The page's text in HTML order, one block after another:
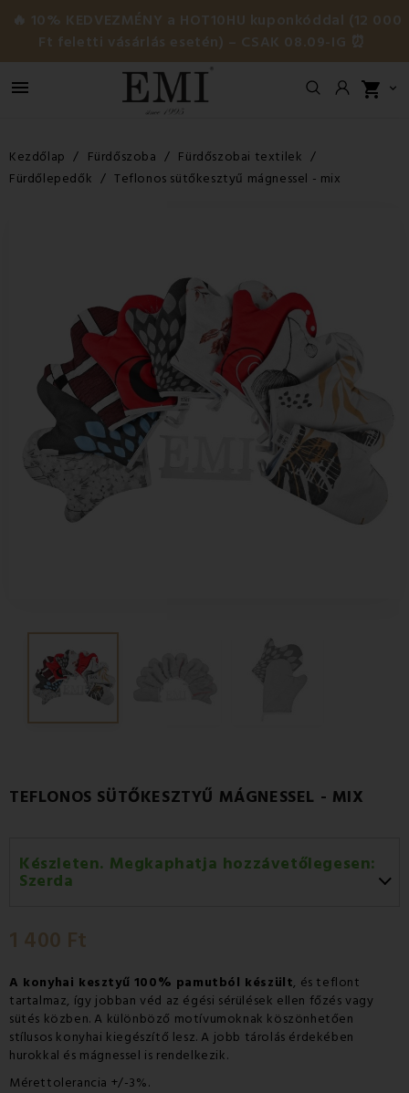
🔥 10% KEDVEZMÉNY a HOT10HU kuponkóddal (12 000
Ft feletti vásárlás esetén) – CSAK 08.09-IG ⏰
 shopping_cart 
Kezdőlap Fürdőszoba
Fürdőszobai textilek
Fürdőlepedők
Teflonos sütőkesztyű mágnessel - mix
TEFLONOS SÜTŐKESZTYŰ MÁGNESSEL - MIX
Készleten. Megkaphatja hozzávetőlegesen:
Szerda
Csütörtök 13.08
1 400 Ft
A konyhai kesztyű 100% pamutból készült, és teflont
tartalmaz, így jobban véd az égési sérülések ellen főzés vagy
sütés közben. A különböző motívumoknak köszönhetően
stílusos konyhai kiegészítő lesz. A jobb tárolás érdekében
hurokkal és mágnessel is rendelkezik.
Mérettolerancia +/-3%.